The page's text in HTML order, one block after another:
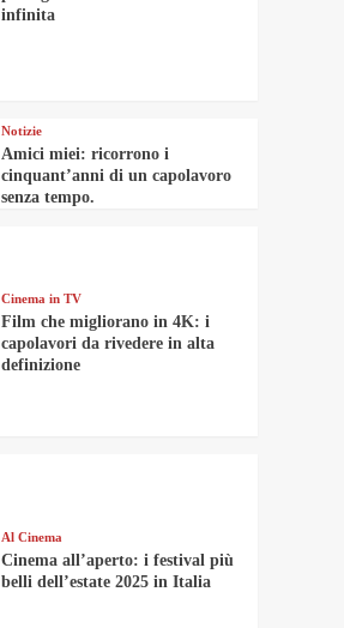
infinita
Notizie
Amici miei: ricorrono i
cinquant’anni di un capolavoro
senza tempo.
Cinema in TV
Film che migliorano in 4K: i
capolavori da rivedere in alta
definizione
Al Cinema
Cinema all’aperto: i festival più
belli dell’estate 2025 in Italia